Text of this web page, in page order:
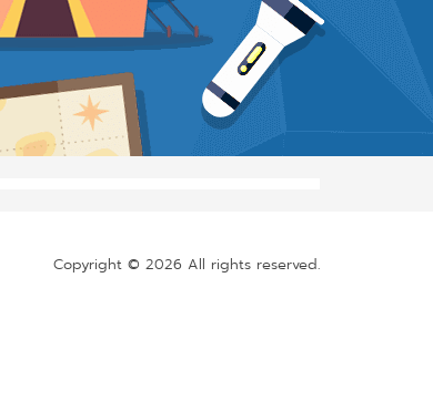
Copyright © 2026 All rights reserved.